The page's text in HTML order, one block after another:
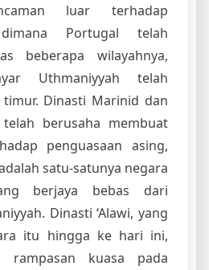
luar terhadap
dimana Portugal telah
beberapa wilayahnya,
Uthmaniyyah telah
Dinasti Marinid dan
berusaha membuat
penguasaan asing,
satu-satunya negara
berjaya bebas dari
Dinasti ‘Alawi, yang
itu hingga ke hari ini,
rampasan kuasa pada